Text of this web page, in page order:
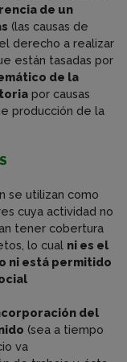
de un
(las causas de
derecho a realizar
están tasadas por
de la
por causas
producción de la
se utilizan como
cuya actividad no
tener cobertura
lo cual ni es el
ni está permitido
del
(sea a tiempo
va